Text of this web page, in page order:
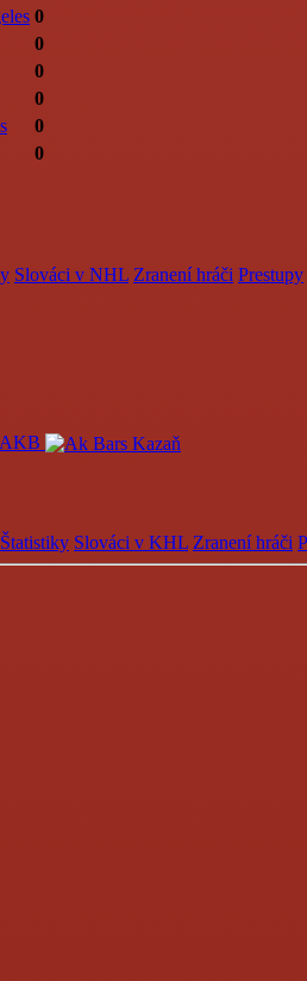
0
0
0
0
0
0
Slováci v NHL Zranení hráči Prestupy
AKB
Štatistiky Slováci v KHL Zranení hráči